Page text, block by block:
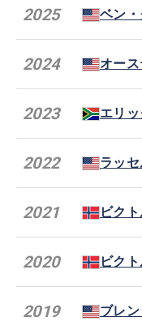
2025 ベン
2024 オー
2023 エリ
2022 ラッ
2021 ビク
2020 ビク
2019 ブレ